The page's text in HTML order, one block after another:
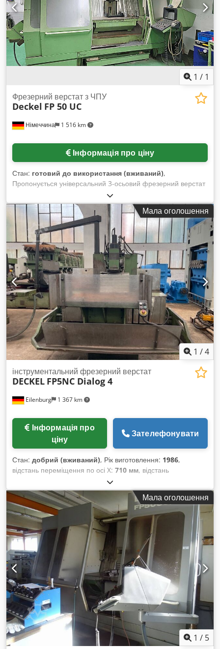
розміри (Д x Ш x В): 3,8 x 2,24 x 2,35 м Аксесуари:
фільтрувальна установка LNS Fox ws 2-1500 з 2 новими
фільтрами в коробці, 2 шафи з інструментом Цей верстат
знаходиться у нас на складі.
1 / 1
Німеччина 1 516 km
Фрезерний верстат з ЧПУ
Deckel FP 50 UC
Інформація про ціну
Стан: готовий до використання (вживаний),
Пропонується універсальний 3-осьовий фрезерний верстат
з ЧПУ Deckel (DMG Mori). Ходи по осях X/Y/Z: 1200 мм /
600 мм / 500 мм, шпиндельний конус: SK40, швидкість
обертання: 5000 об/хв, подача: 10 м/хв, швидкий хід: 10 м/
хв, розміри столу X/Y: прибл. 1600 мм / 675 мм, макс.
навантаження столу: 2000 кг. Габарити верстата X/Y/Z:
прибл. 3300 мм / 2400 мм / 2400 мм, вага: прибл. 7000 кг,
система керування: Grundig Dialog 11. Огляд на місці
можливий. Codpfx Abjycwq Dsxjha
Мала оголошення
1 /4
Eilenburg 1 367 km
інструментальний фрезерний верстат
DECKEL FP5NC Dialog 4
ціну
Зателефонувати
Стан: добрий (вживаний), Рік виготовлення: 1986,
відстань переміщення по осі X: 710 мм, відстань
600 мм, відстань переміщення осі Z:
455 мм, хід по осі X: 710 мм хід по осі Y: 600 мм хід по осі Z:
455 мм Система управління: Dialog 4 Частота обертання
шпинделя: 6300 об/хв Кріплення інструмента: SK40
Cjdpjzlnpnjfx Abxjha Хід пінолі: 80 мм Розміри столу: 550 x
1000 мм Максимальне навантаження на стіл: 0,6 т Загальна
потужність: кВт Вага верстата (бл.): 4 т
Мала оголошення
1 / 5